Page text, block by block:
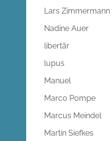
Lars Zimmermann
Nadine Auer
libertär
lupus
Manuel
Marco Pompe
Marcus Meindel
Martin Siefkes